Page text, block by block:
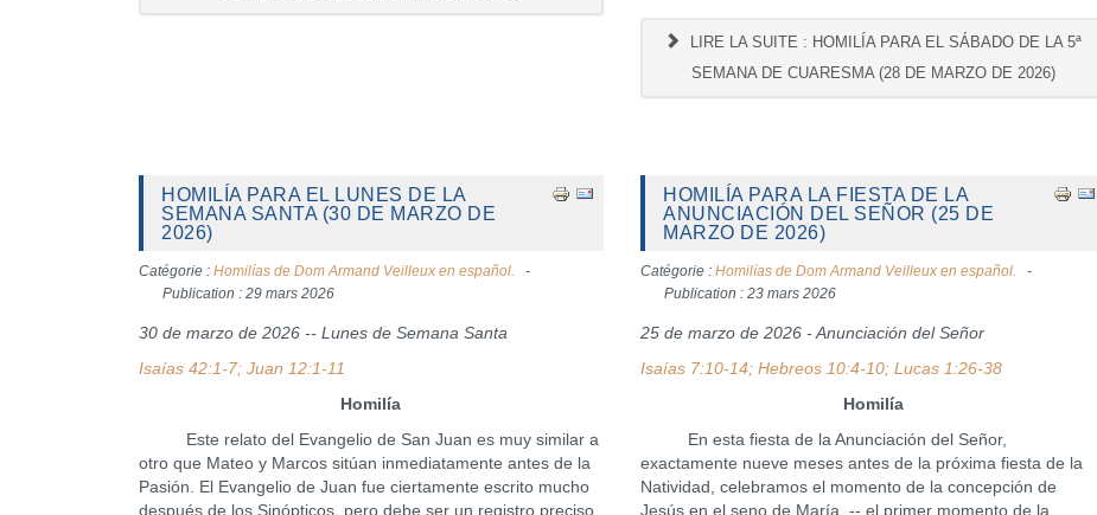
LIRE LA SUITE : HOMILÍA PARA EL SÁBADO DE LA 5ª
SEMANA DE CUARESMA (28 DE MARZO DE 2026)
HOMILÍA PARA EL LUNES DE LA
SEMANA SANTA (30 DE MARZO DE
2026)
Catégorie : Homilías de Dom Armand Veilleux en español.
Publication : 29 mars 2026
30 de marzo de 2026 -- Lunes de Semana Santa
Isaías 42:1-7; Juan 12:1-11
Homilía
Este relato del Evangelio de San Juan es muy similar a
otro que Mateo y Marcos sitúan inmediatamente antes de la
Pasión. El Evangelio de Juan fue ciertamente escrito mucho
después de los Sinópticos, pero debe ser un registro preciso
HOMILÍA PARA LA FIESTA DE LA
ANUNCIACIÓN DEL SEÑOR (25 DE
MARZO DE 2026)
Catégorie :Homilías de Dom Armand Veilleux en español.
Publication : 23 mars 2026
25 de marzo de 2026 - Anunciación del Señor
Isaías 7:10-14; Hebreos 10:4-10; Lucas 1:26-38
Homilía
En esta fiesta de la Anunciación del Señor,
exactamente nueve meses antes de la próxima fiesta de la
Natividad, celebramos el momento de la concepción de
Jesús en el seno de María, -- el primer momento de la